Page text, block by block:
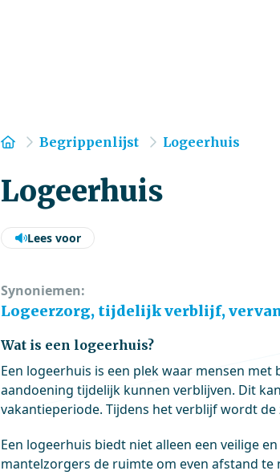
Home
Begrippenlijst Logeerhuis
Logeerhuis
Lees voor
Synoniemen:
Logeerzorg, tijdelijk verblijf,
Wat is een logeerhuis?
Een logeerhuis is een plek waar mensen
aandoening tijdelijk kunnen verblijven. Dit
vakantieperiode. Tijdens het verblijf wordt
Een logeerhuis biedt niet alleen een veilige
mantelzorgers de ruimte om even afstand te